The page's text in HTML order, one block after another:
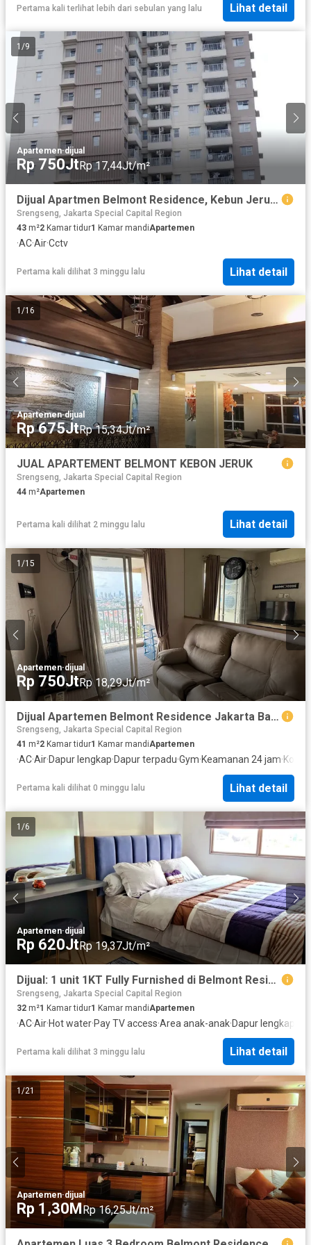
Pertama kali terlihat lebih dari sebulan yang lalu Lihat detail
1 /9
Apartemen·dijual
Rp 750JtRp 17,44Jt/m²
Dijual Apartmen Belmont Residence, Kebun Jeruk Jakarta Barat
Srengseng, Jakarta Special Capital Region
43 m²2 Kamar tidur1 Kamar mandiApartemen
·AC·Air·Cctv
Pertama kali dilihat 3 minggu lalu Lihat detail
1 /16
Apartemen·dijual
Rp 675JtRp 15,34Jt/m²
JUAL APARTEMENT BELMONT KEBON JERUK
Srengseng, Jakarta Special Capital Region
44 m²Apartemen
Pertama kali dilihat 2 minggu lalu Lihat detail
1 /15
Apartemen·dijual
Rp 750JtRp 18,29Jt/m²
Dijual Apartemen Belmont Residence Jakarta Barat - 2BR Fully Furnished
Srengseng, Jakarta Special Capital Region
41 m²2 Kamar tidur1 Kamar mandiApartemen
·AC·Air·Dapur lengkap·Dapur terpadu·Gym·Keamanan 24 jam·
Pertama kali dilihat 0 minggu lalu Lihat detail
1 /6
Apartemen·dijual
Rp 620JtRp 19,37Jt/m²
Dijual: 1 unit 1KT Fully Furnished di Belmont Residence Tower Athena Lantai 8, Kembangan, Jak-Bar
Srengseng, Jakarta Special Capital Region
32 m²1 Kamar tidur1 Kamar mandiApartemen
·AC·Air·Hot water·Pay TV access·Area anak-anak·Dapur lengkap
Pertama kali dilihat 3 minggu lalu Lihat detail
1 /21
Apartemen·dijual
Rp 1,30MRp 16,25Jt/m²